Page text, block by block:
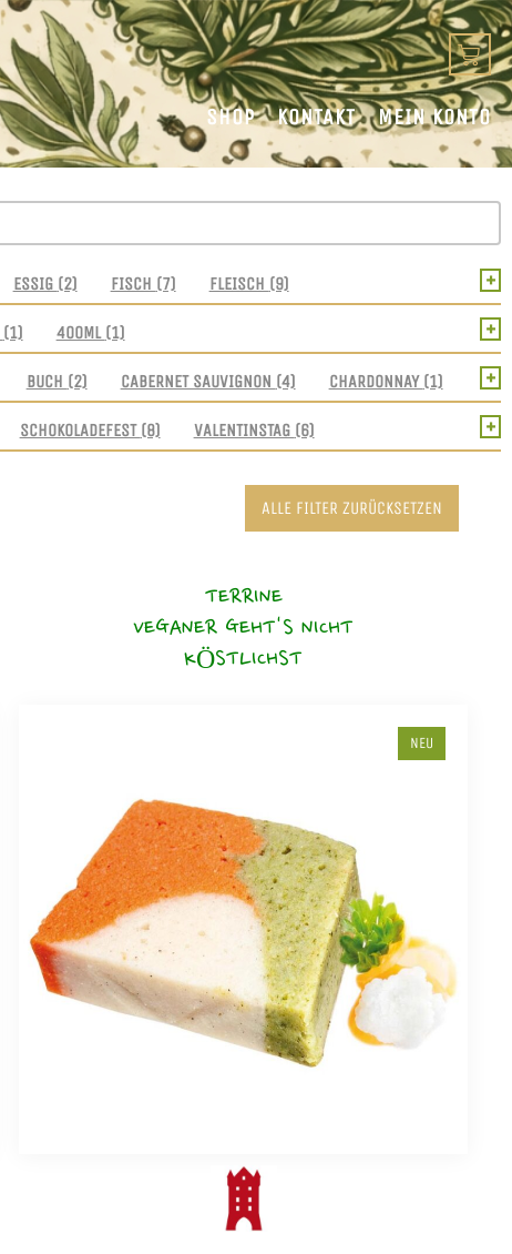
SHOP KONTAKT MEIN KONTO
ESSIG (2) FISCH (7) FLEISCH (9)
+
(1) 400ML (1)
+
BUCH (2) CABERNET SAUVIGNON (4) CHARDONNAY (1)
+
SCHOKOLADEFEST (8) VALENTINSTAG (6) +
ALLE FILTER ZURÜCKSETZEN
TERRINE
VEGANER GEHT'S NICHT
KÖSTLICHST
NEU